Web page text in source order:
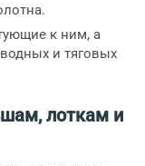
к ним, а
и тяговых
лоткам и